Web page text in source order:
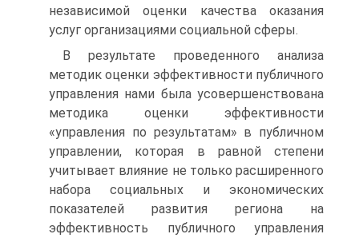
независимой оценки качества оказания
услуг организациями социальной сферы.
В результате проведенного анализа
методик оценки эффективности публич­ного
управления нами была усовершенствована
методика оценки эффективности
«управления по результатам» в публичном
управлении, которая в равной степени
учитывает влияние не только расширенного
набора социальных и экономических
показателей развития региона на
эффективность публичного управления